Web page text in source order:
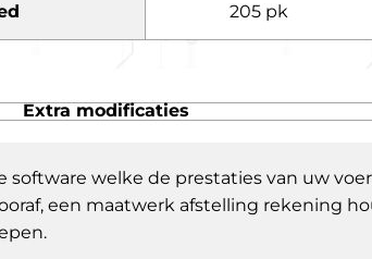
205 pk
Extra modificaties
software welke de prestaties van uw
een maatwerk afstelling rekening